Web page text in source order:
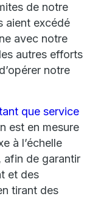
de notre
aient excédé
avec notre
autres efforts
notre
que service
est en mesure
à l’échelle
afin de garantir
et des
tirant des